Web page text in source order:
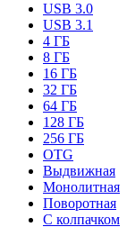
USB 3.0
USB 3.1
4 ГБ
8 ГБ
16 ГБ
32 ГБ
64 ГБ
128 ГБ
256 ГБ
OTG
Выдвижная
Монолитная
Поворотная
С колпачком